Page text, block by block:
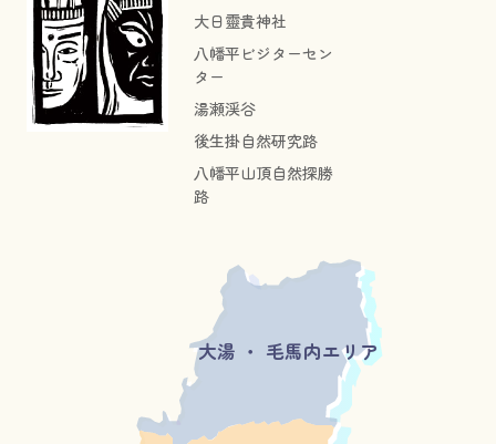
大日靈貴神社
八幡平ビジターセン
ター
湯瀬渓谷
後生掛自然研究路
八幡平山頂自然探勝
路
大湯 ・ 毛馬内エリア